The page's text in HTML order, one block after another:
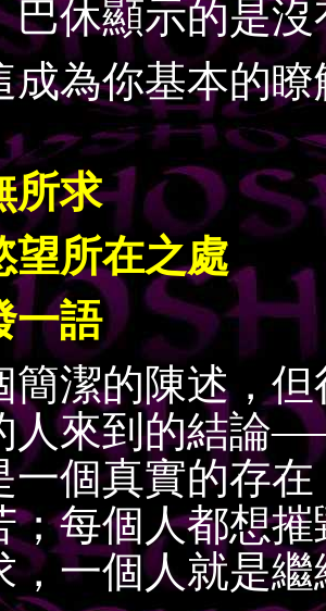
巴休顯示的是
你基本的瞭
所求
望所在之處
一語
的陳述，但
人來到的結論
一個真實的存
；每個人都想
，一個人就是